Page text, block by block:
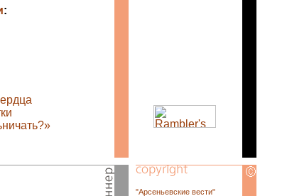
:
"Арсеньевские вести"